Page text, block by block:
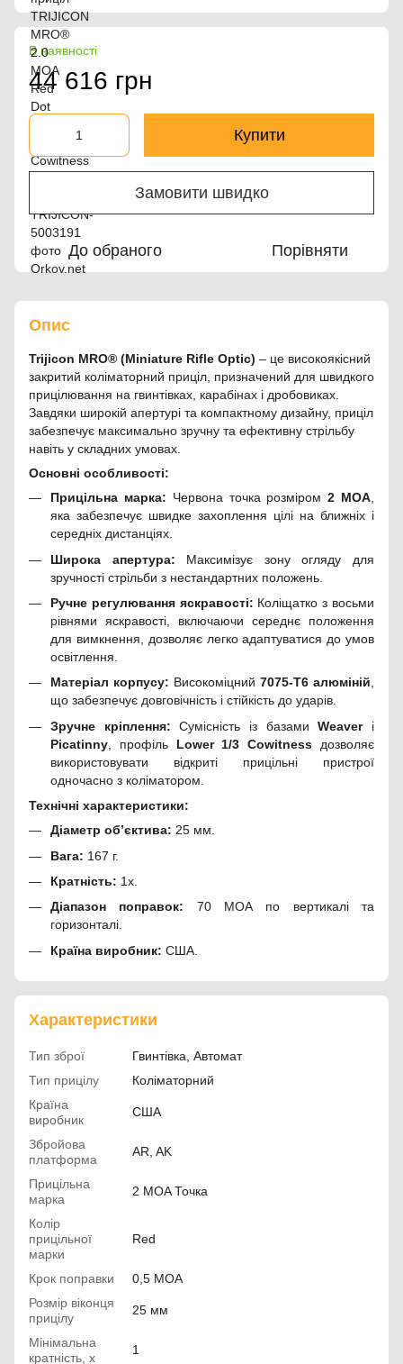
В наявності
44 616 грн
Купити
Замовити швидко
До обраного Порівняти
Опис
Trijicon MRO® (Miniature Rifle Optic) – це високоякісний
закритий коліматорний приціл, призначений для швидкого
прицілювання на гвинтівках, карабінах і дробовиках.
Завдяки широкій апертурі та компактному дизайну, приціл
забезпечує максимально зручну та ефективну стрільбу
навіть у складних умовах.
Основні особливості:
Прицільна марка: Червона точка розміром2 MOA
яка забезпечує швидке захоплення цілі на ближніх і
середніх дистанціях.
Широка апертура: Максимізує зону огляду для
зручності стрільби з нестандартних положень.
Ручне регулювання яскравості: Коліщатко з восьми
рівнями яскравості, включаючи середнє положення
для вимкнення, дозволяє легко адаптуватися до умов
освітлення.
Матеріал корпусу: Високоміцний 7075-T6 алюміній,
що забезпечує довговічність і стійкість до ударів.
Зручне кріплення: Сумісність із базамиWeaverі
Picatinny , профіль Lower 1/3 Cowitness дозволяє
використовувати відкриті прицільні пристрої
одночасно з коліматором.
Технічні характеристики:
Діаметр об’єктива: 25 мм.
Вага: 167 г.
Кратність: 1х.
Діапазон поправок: 70 МОА по вертикалі та
горизонталі.
Країна виробник: США.
Характеристики
Тип зброї
Гвинтівка, Автомат
Тип прицілу
Коліматорний
Країна
виробник
США
Збройова
платформа
AR, AK
Прицільна
марка
2 MOA Точка
Колір
прицільної
марки
Red
Крок поправки
0,5 MOA
Розмір віконця
прицілу
25 мм
Мінімальна
кратність, х
1